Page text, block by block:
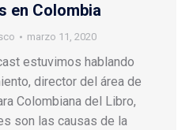
en Colombia
marzo 11, 2020
estuvimos hablando
director del área de
Colombiana del Libro,
son las causas de la